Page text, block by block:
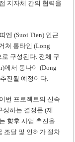
지자체 간의 협력을
엔 (Suoi Tien) 인근
쳐 롱타인 (Long
구성된다. 전체 구
에서 동나이 (Dong
진될 예정이다.
번 프로젝트의 신속
성하는 결정문 (제
향후 사업 추진을
조달 및 인허가 절차